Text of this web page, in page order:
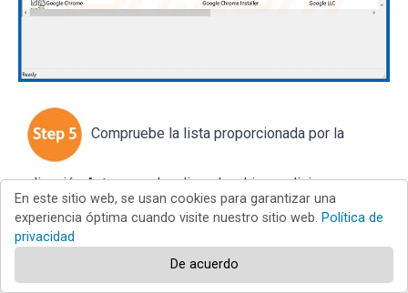
Compruebe la lista proporcionada por la
aplicación Autoruns y localice el archivo malicioso que
desea eliminar.
Anota su ruta completa y su nombre. Tenga en cuenta que
En este sitio web, se usan cookies para garantizar una
experiencia óptima cuando visite nuestro sitio web. Política de
privacidad
De acuerdo